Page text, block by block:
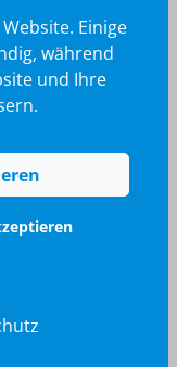
Einige
während
und Ihre